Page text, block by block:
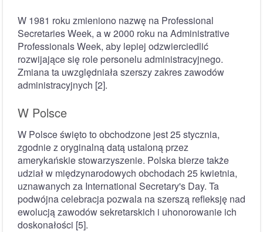
W 1981 roku zmieniono nazwę na Professional
Secretaries Week, a w 2000 roku na Administrative
Professionals Week, aby lepiej odzwierciedlić
rozwijające się role personelu administracyjnego.
Zmiana ta uwzględniała szerszy zakres zawodów
administracyjnych [2].
W Polsce
W Polsce święto to obchodzone jest 25 stycznia,
zgodnie z oryginalną datą ustaloną przez
amerykańskie stowarzyszenie. Polska bierze także
udział w międzynarodowych obchodach 25 kwietnia,
uznawanych za International Secretary's Day. Ta
podwójna celebracja pozwala na szerszą refleksję nad
ewolucją zawodów sekretarskich i uhonorowanie ich
doskonałości [5].